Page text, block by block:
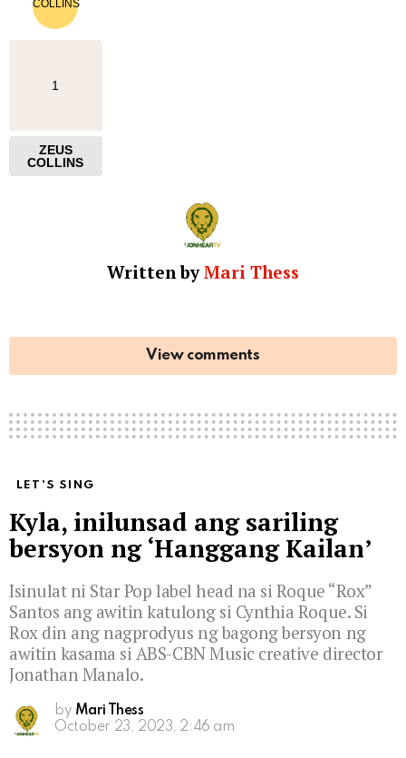
1
ZEUS
COLLINS
Written byMari Thess
View comments
LET'S SING
Kyla, inilunsad ang sariling
bersyon ng ‘Hanggang Kailan’
Isinulat ni Star Pop label head na si Roque “Rox”
Santos ang awitin katulong si Cynthia Roque. Si
Rox din ang nagprodyus ng bagong bersyon ng
awitin kasama si ABS-CBN Music creative director
Jonathan Manalo.
by Mari Thess
October 23, 2023, 2:46 am